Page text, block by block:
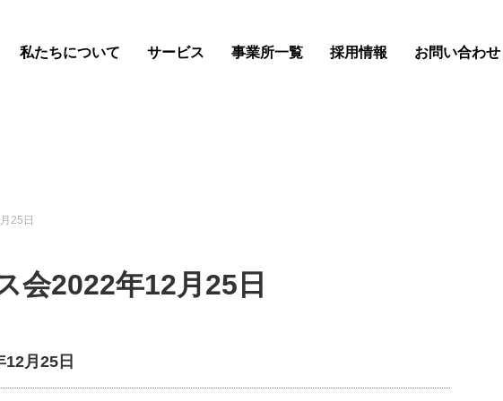
私たちについて サービス 事業所一覧 採用情報 お問い合わせ
25日
会2022年12月25日
月25日